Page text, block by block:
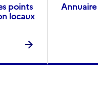
points
locaux
Annuaire